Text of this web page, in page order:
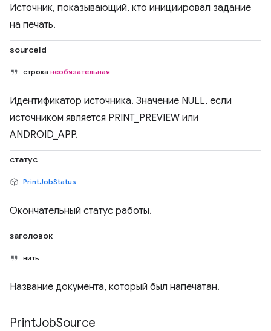
Источник, показывающий, кто инициировал задание
на печать.
sourceId
строка необязательная
Идентификатор источника. Значение NULL, если
источником является PRINT_PREVIEW или
ANDROID_APP.
статус
PrintJobStatus
Окончательный статус работы.
заголовок
нить
Название документа, который был напечатан.
PrintJobSource